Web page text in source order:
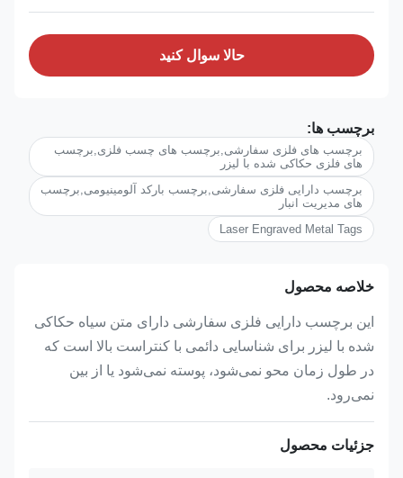
حالا سوال کنيد
برچسب ها:
برچسب های فلزی سفارشی,برچسب های چسب فلزی,برچسب
های فلزی حکاکی شده با لیزر
برچسب دارایی فلزی سفارشی,برچسب بارکد آلومینیومی,برچسب
های مدیریت انبار
Laser Engraved Metal Tags
خلاصه محصول
این برچسب دارایی فلزی سفارشی دارای متن سیاه حکاکی
شده با لیزر برای شناسایی دائمی با کنتراست بالا است که
در طول زمان محو نمی‌شود، پوسته نمی‌شود یا از بین
نمی‌رود.
جزئیات محصول